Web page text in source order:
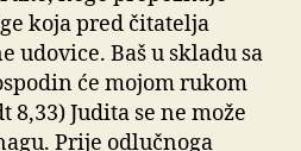
koja pred čitatelja
udovice. Baš u skladu sa
će mojom rukom
8,33) Judita se ne može
Prije odlučnoga